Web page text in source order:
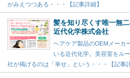
がみえつつある・・・【記事詳細】
髪を知り尽くす唯一無
近代化学株式会社
ヘアケア製品のOEMメーカ
いる近代化学。美容室をル
社が掲げるのは「幸せ」という・・・【記事詳